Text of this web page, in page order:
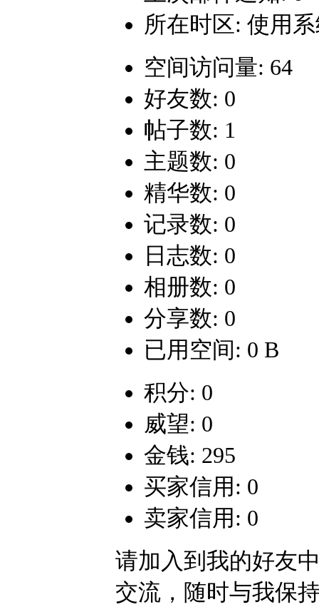
所在时区: 使用
空间访问量: 64
好友数: 0
帖子数: 1
主题数: 0
精华数: 0
记录数: 0
日志数: 0
相册数: 0
分享数: 0
已用空间: 0 B
积分: 0
威望: 0
金钱: 295
买家信用: 0
卖家信用: 0
请加入到我的好友
交流，随时与我保